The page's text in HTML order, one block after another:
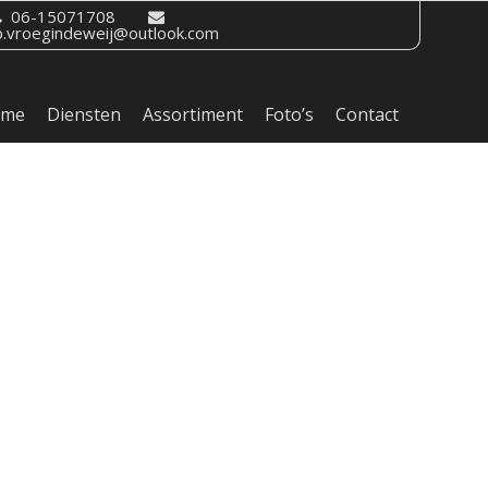
06-15071708
Diensten Assortiment Foto’s Contact